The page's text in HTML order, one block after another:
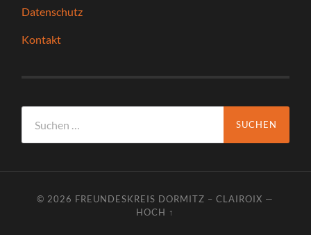
Datenschutz
Kontakt
nach:
© 2026 FREUNDESKREIS DORMITZ – CLAIROIX —
HOCH ↑